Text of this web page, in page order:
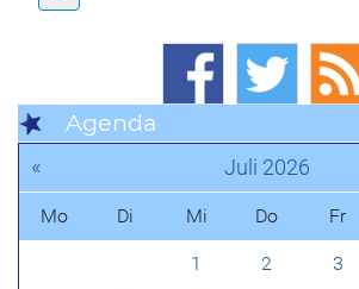
Agenda
« Juli 2026
Mo Di Mi Do Fr
1 2 3